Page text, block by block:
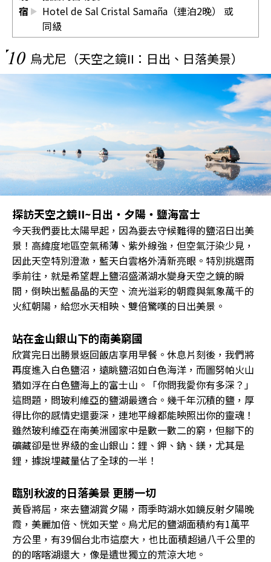
宿
Hotel de Sal Cristal Samaña（連泊2晚） 或
同級
10 烏尤尼（天空之鏡II：日出、日落美景）
探訪天空之鏡II~日出・夕陽・鹽海富士
今天我們要比太陽早起，因為要去守候難得的鹽沼日出美
景！高緯度地區空氣稀薄、紫外線強，但空氣汙染少見，
因此天空特別澄澈，藍天白雲格外清新亮眼。特別挑選雨
季前往，就是希望趕上鹽沼盛滿湖水變身天空之鏡的瞬
間，倒映出藍晶晶的天空、流光溢彩的朝霞與氣象萬千的
火紅朝陽，給您水天相映、雙倍驚嘆的日出美景。
站在金山銀山下的南美窮國
欣賞完日出勝景返回飯店享用早餐。休息片刻後，我們將
再度進入白色鹽沼，遠眺鹽沼如白色海洋，而圖努帕火山
猶如浮在白色鹽海上的富士山。「你問我愛你有多深？」
這問題，問玻利維亞的鹽湖最適合。幾千年沉積的鹽，厚
得比你的感情史還要深，連地平線都能映照出你的靈魂！
雖然玻利維亞在南美洲國家中是數一數二的窮，但腳下的
礦藏卻是世界級的金山銀山：鋰、鉀、鈉、鎂，尤其是
鋰，據說埋藏量佔了全球的一半！
臨別秋波的日落美景 更勝一切
黃昏將屆，來去鹽湖賞夕陽，雨季時湖水如鏡反射夕陽晚
霞，美麗加倍、恍如天堂。烏尤尼的鹽湖面積約有1萬平
方公里，有39個台北市這麼大，也比面積超過八千公里的
的的喀喀湖還大，像是遺世獨立的荒涼大地。